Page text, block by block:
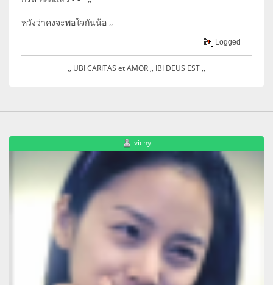
หวังว่าคงจะพอใจกันน้อ ,,
Logged
,, UBI CARITAS et AMOR ,, IBI DEUS EST ,,
vichy